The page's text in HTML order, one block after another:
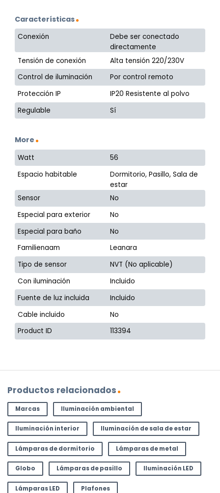
Características
Conexión
Debe ser conectado
directamente
Tensión de conexión
Alta tensión 220/230V
Control de iluminación
Por control remoto
Protección IP
IP20 Resistente al polvo
Regulable
Sí
More
Watt
56
Espacio habitable
Dormitorio, Pasillo, Sala de
estar
Sensor
No
Especial para exterior
No
Especial para baño
No
Familienaam
Leanara
Tipo de sensor
NVT (No aplicable)
Con iluminación
Incluido
Fuente de luz incluida
Incluido
Cable incluido
No
Product ID
113394
Productos relacionados
Marcas Iluminación ambiental
Iluminación interior Iluminación de sala de estar
Lámparas de dormitorio Lámparas de metal
Globo Lámparas de pasillo Iluminación LED
Lámparas LED Plafones